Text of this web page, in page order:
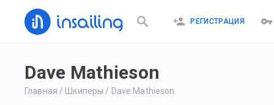
РЕГИСТРАЦИЯ
Dave Mathieson
Главная / Шкиперы / Dave Mathieson